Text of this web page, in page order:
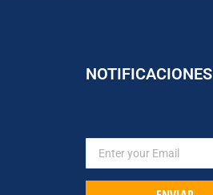
NOTIFICACIONES